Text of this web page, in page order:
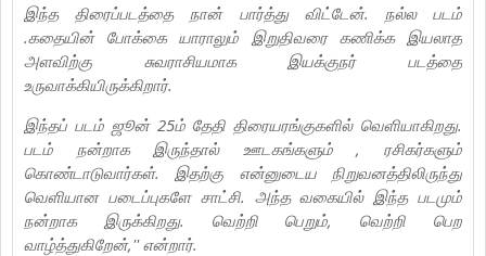
இந்த திரைப்படத்தை நான் பார்த்து விட்டேன். நல்ல படம்
.கதையின் போக்கை யாராலும் இறுதிவரை கணிக்க இயலாத
அளவிற்கு சுவராசியமாக இயக்குநர் படத்தை
உருவாக்கியிருக்கிறார்.
இந்தப் படம் ஜூன் 25ம் தேதி திரையரங்குகளில் வெளியாகிறது.
படம் நன்றாக இருந்தால் ஊடகங்களும் , ரசிகர்களும்
கொண்டாடுவார்கள். இதற்கு என்னுடைய நிறுவனத்திலிருந்து
வெளியான படைப்புகளே சாட்சி. அந்த வகையில் இந்த படமும்
நன்றாக இருக்கிறது. வெற்றி பெறும், வெற்றி பெற
வாழ்த்துகிறேன்,'' என்றார்.